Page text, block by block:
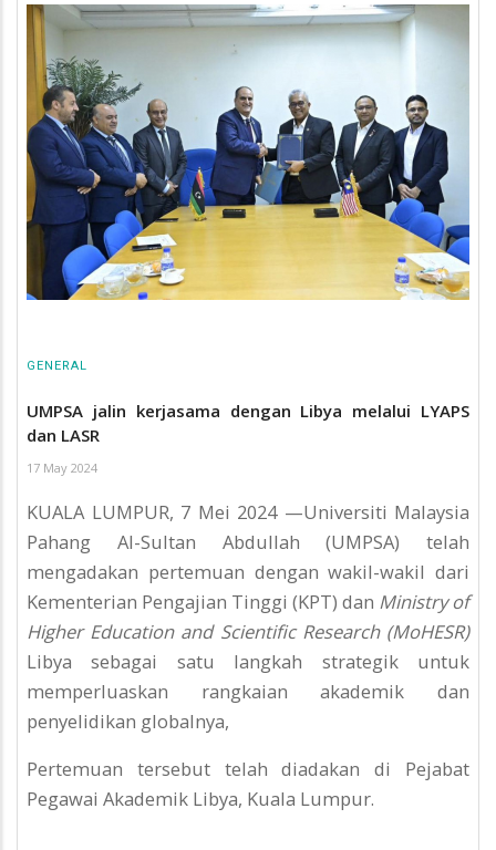
GENERAL
UMPSA jalin kerjasama dengan Libya melalui LYAPS
dan LASR
17 May 2024
KUALA LUMPUR, 7 Mei 2024 —Universiti Malaysia
Pahang Al-Sultan Abdullah (UMPSA) telah
mengadakan pertemuan dengan wakil-wakil dari
Kementerian Pengajian Tinggi (KPT) dan Ministry of
Higher Education and Scientific Research (MoHESR)
Libya sebagai satu langkah strategik untuk
memperluaskan rangkaian akademik dan
penyelidikan globalnya,
Pertemuan tersebut telah diadakan di Pejabat
Pegawai Akademik Libya, Kuala Lumpur.